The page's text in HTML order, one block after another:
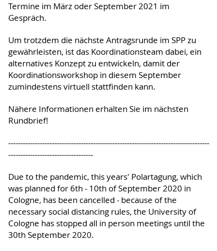
Termine im März oder September 2021 im
Gespräch.
Um trotzdem die nächste Antragsrunde im SPP zu
gewährleisten, ist das Koordinationsteam dabei, ein
alternatives Konzept zu entwickeln, damit der
Koordinationsworkshop in diesem September
zumindestens virtuell stattfinden kann.
Nähere Informationen erhalten Sie im nächsten
Rundbrief!
-----------------------------------------------------------------------------------
-----------------------------------
Due to the pandemic, this years' Polartagung, which
was planned for 6th - 10th of September 2020 in
Cologne, has been cancelled - because of the
necessary social distancing rules, the University of
Cologne has stopped all in person meetings until the
30th September 2020.